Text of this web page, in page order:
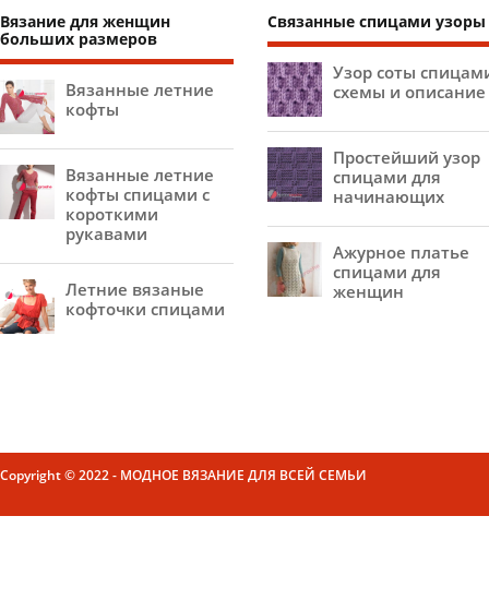
Вязание для женщин
больших размеров
Вязанные летние
кофты
Вязанные летние
кофты спицами с
короткими
рукавами
Летние вязаные
кофточки спицами
Связанные спицами узоры
Узор соты
схемы и описание
Простейший узор
спицами для
начинающих
Ажурное платье
спицами для
женщин
Copyright © 2022 - МОДНОЕ ВЯЗАНИЕ ДЛЯ ВСЕЙ СЕМЬИ